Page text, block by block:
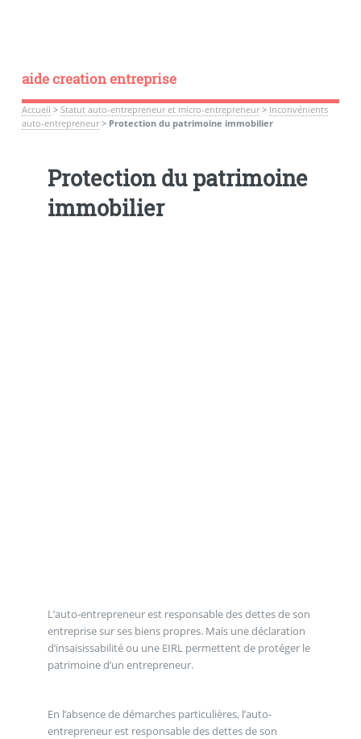
aide creation entreprise
Accueil > Statut auto-entrepreneur et micro-entrepreneur> Inconvénients
auto-entrepreneur> Protection du patrimoine immobilier
Protection du patrimoine
immobilier
L’auto-entrepreneur est responsable des dettes de son
entreprise sur ses biens propres. Mais une déclaration
d’insaisissabilité ou une EIRL permettent de protéger le
patrimoine d’un entrepreneur.
En l’absence de démarches particulières, l’auto-
entrepreneur est responsable des dettes de son